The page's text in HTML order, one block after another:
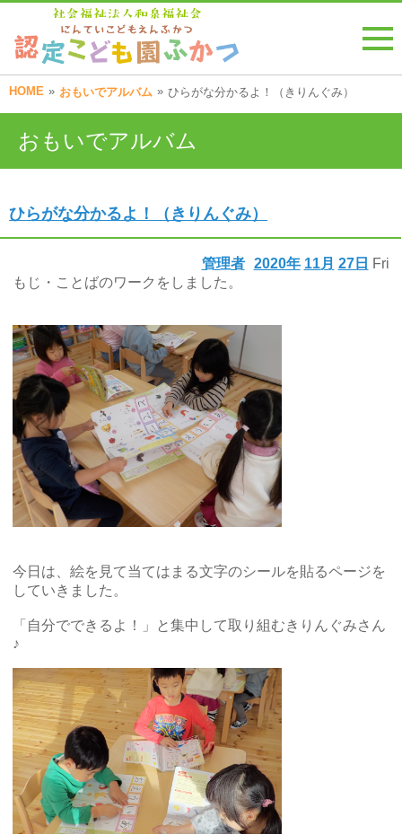
HOME » おもいでアルバム » ひらがな分かるよ！（きりんぐみ）
おもいでアルバム
ひらがな分かるよ！（きりんぐみ）
2020年 11月 27日 Fri
管理者
もじ・ことばのワークをしました。
今日は、絵を見て当てはまる文字のシールを貼るページを
していきました。
「自分でできるよ！」と集中して取り組むきりんぐみさん
♪